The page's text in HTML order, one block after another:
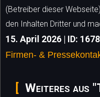
(Betreiber dieser
den Inhalten Dritter und
15. April 2026 | ID:
Firmen- &
Weiteres aus